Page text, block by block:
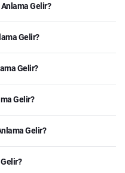
Gelir?
Gelir?
Gelir?
Gelir?
Gelir?